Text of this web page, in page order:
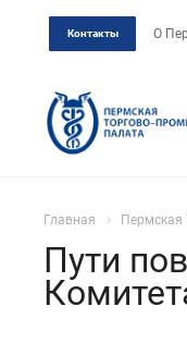
Контакты О
Главная Пермская
Пути